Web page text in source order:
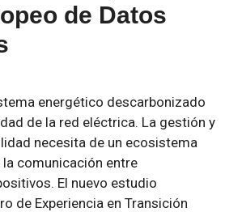
de Datos
energético descarbonizado
de la red eléctrica. La gestión y
necesita de un ecosistema
comunicación entre
El nuevo estudio
de Experiencia en Transición